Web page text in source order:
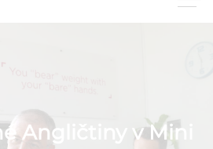
Angličtiny v Mini